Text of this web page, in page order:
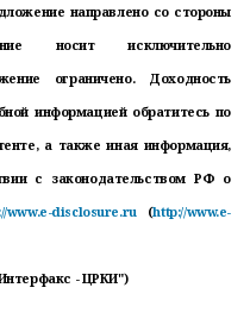
направлено со стороны
носит исключительно
ограничено. Доходность
информацией обратитесь по
а также иная информация,
с законодательством РФ о
www.e-disclosure.ru(http://www.e-
- ЦРКИ")